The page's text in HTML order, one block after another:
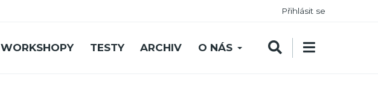
Přihlásit se
WORKSHOPY TESTY ARCHIV O NÁS